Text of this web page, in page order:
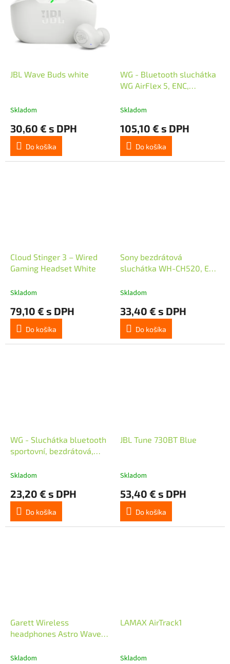
JBL Wave Buds white
Skladom
30,60 € s DPH
Do košíka
WG - Bluetooth sluchátka
WG AirFlex 5, ENC,
Skladom
105,10 € s DPH
Do košíka
Cloud Stinger 3 – Wired
Gaming Headset White
Skladom
79,10 € s DPH
Do košíka
Sony bezdrátová
sluchátka WH-CH520, EU,
Skladom
33,40 € s DPH
Do košíka
WG - Sluchátka bluetooth
sportovní, bezdrátová,
Skladom
23,20 € s DPH
Do košíka
JBL Tune 730BT Blue
Skladom
53,40 € s DPH
Do košíka
Garett Wireless
headphones Astro Wave
Skladom
LAMAX AirTrack1
Skladom